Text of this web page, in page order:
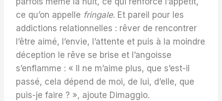
ce qu’on appelle fringale. Et pareil pour les
addictions relationnelles : rêver de rencontrer
l’être aimé, l’envie, l’attente et puis à la moindre
déception le rêve se brise et l’angoisse
s’enflamme : « Il ne m’aime plus, que s’est-il
passé, cela dépend de moi, de lui, d’elle, que
puis-je faire ? », ajoute Dimaggio.